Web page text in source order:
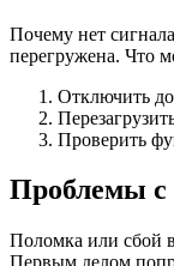
Почему нет
перегружена. Что
Отключить
Проверить
Проблемы с
Поломка или сбой